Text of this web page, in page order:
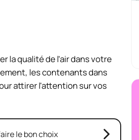
la qualité de l'air dans votre
les contenants dans
attirer l'attention sur vos
le bon choix